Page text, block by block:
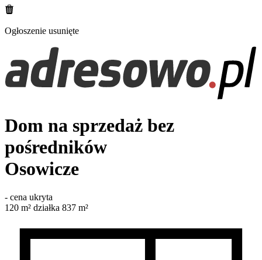
Ogłoszenie usunięte
Dom na sprzedaż bez
pośredników
Osowicze
- cena ukryta
120 m² działka 837 m²